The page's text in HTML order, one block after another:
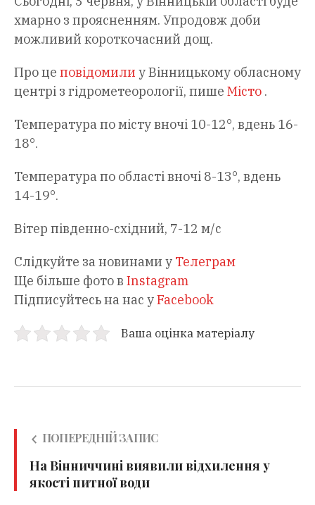
хмарно з проясненням. Упродовж доби
можливий короткочасний дощ.
Про це повідомили у Вінницькому обласному
центрі з гідрометеорології, пише Місто .
Температура по місту вночі 10-12°, вдень 16-
18°.
Температура по області вночі 8-13°, вдень
14-19°.
Вітер південно-східний, 7-12 м/с
Слідкуйте за новинами у Телеграм
Ще більше фото в Instagram
Підписуйтесь на нас уFacebook
Ваша оцінка матеріалу
ПОПЕРЕДНІЙ ЗАПИС
На Вінниччині виявили відхилення у
якості питної води